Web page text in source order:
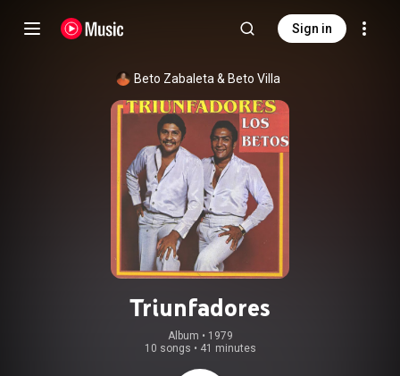
Sign in
Beto Zabaleta & Beto Villa
Triunfadores
Album • 1979
10 songs • 41 minutes